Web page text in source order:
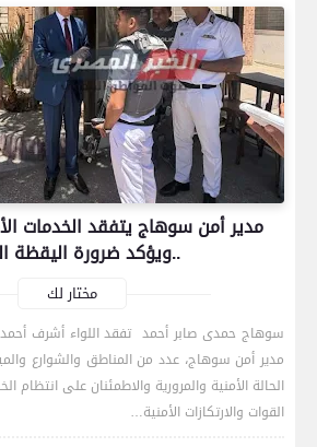
مدير أمن سوهاج يتفقد الخدمات
..ويؤكد ضرورة اليقظة
مختار لك
سوهاج حمدى صابر أحمد تفقد اللواء أشرف أحمد
مدير أمن سوهاج، عدد من المناطق والشوارع
الحالة الأمنية والمرورية والاطمئنان على انتظام
القوات والارتكازات الأمنية…
اتحاد العاصمة الجزائرى بطلاً لكأس
الإفريقية للمرة الثانية في تاريخه
رياضة
بعدسة الخبر المصري| شاهد أبرز
الأول لمباراة الزمالك واتحاد
نهائي كأس الكونفدرالية الإفريقية
رياضة